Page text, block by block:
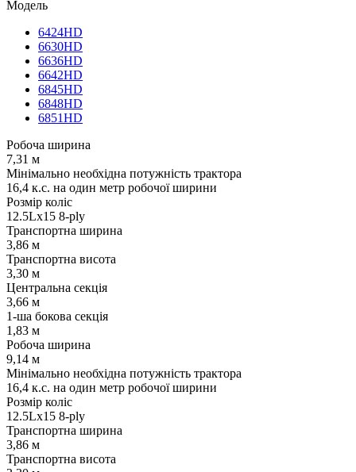
Модель
6424HD
6630HD
6636HD
6642HD
6845HD
6848HD
6851HD
Робоча ширина
7,31 м
Мінімально необхідна потужність трактора
16,4 к.с. на один метр робочої ширини
Розмір коліс
12.5Lx15 8-ply
Транспортна ширина
3,86 м
Транспортна висота
3,30 м
Центральна секція
3,66 м
1-ша бокова секція
1,83 м
Робоча ширина
9,14 м
Мінімально необхідна потужність трактора
16,4 к.с. на один метр робочої ширини
Розмір коліс
12.5Lx15 8-ply
Транспортна ширина
3,86 м
Транспортна висота